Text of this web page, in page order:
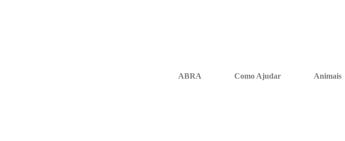
ABRA Como Ajudar Animais